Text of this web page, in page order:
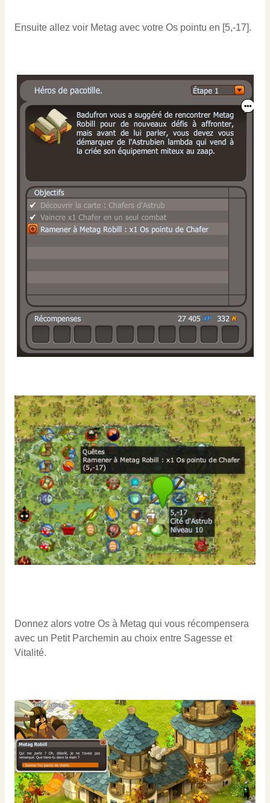
Ensuite allez voir Metag avec votre Os pointu en [5,-17].
Donnez alors votre Os à Metag qui vous récompensera
avec un Petit Parchemin au choix entre Sagesse et
Vitalité.